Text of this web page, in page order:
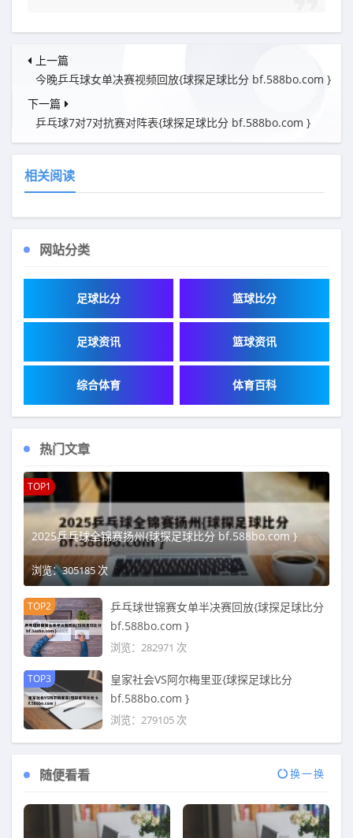
上一篇
今晚乒乓球女单决赛视频回放{球探足球比分 bf.588bo.com }
下一篇
乒乓球7对7对抗赛对阵表{球探足球比分 bf.588bo.com }
相关阅读
网站分类
足球比分 篮球比分
足球资讯 篮球资讯
综合体育 体育百科
热门文章
TOP1
2025乒乓球全锦赛扬州{球探足球比分 bf.588bo.com }
浏览：305185 次
TOP2
乒乓球世锦赛女单半决赛回放{球探足球比分
bf.588bo.com }
浏览：282971 次
TOP3
皇家社会VS阿尔梅里亚{球探足球比分
bf.588bo.com }
浏览：279105 次
随便看看 换一换